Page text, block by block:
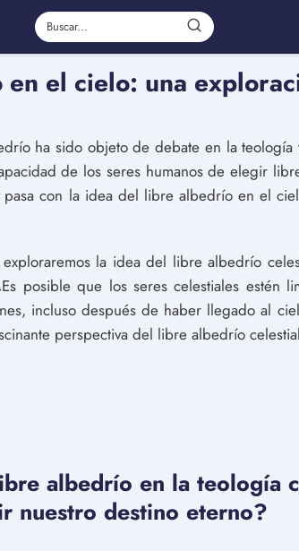
el cielo: una
ha sido objeto de debate en la
de los seres humanos de elegir
con la idea del libre albedrío en el
la idea del libre albedrío
posible que los seres celestiales estén
incluso después de haber llegado al
perspectiva del libre albedrío
albedrío en la teología
nuestro destino eterno?